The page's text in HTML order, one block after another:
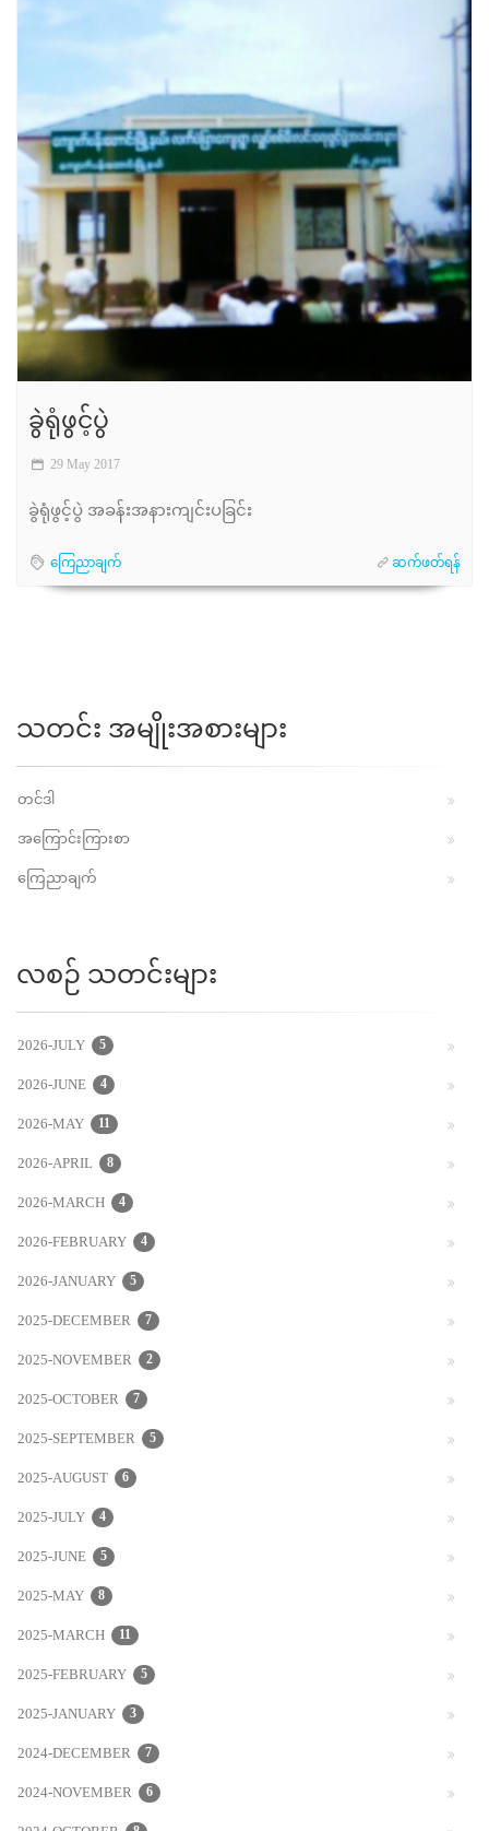
ခွဲရုံဖွင့်ပွဲ
29 May 2017
ခွဲရုံဖွင့်ပွဲ အခန်းအနားကျင်းပခြင်း
ကြေညာချက် ဆက်ဖတ်ရန်
သတင်း အမျိုးအစားများ
တင်ဒါ
အကြောင်းကြားစာ
ကြေညာချက်
လစဉ် သတင်းများ
2026-JULY 5
2026-JUNE 4
2026-MAY 11
2026-APRIL 8
2026-MARCH 4
2026-FEBRUARY 4
2026-JANUARY 5
2025-DECEMBER 7
2025-NOVEMBER 2
2025-OCTOBER 7
2025-SEPTEMBER 5
2025-AUGUST 6
2025-JULY 4
2025-JUNE 5
2025-MAY 8
2025-MARCH 11
2025-FEBRUARY 5
2025-JANUARY 3
2024-DECEMBER 7
2024-NOVEMBER 6